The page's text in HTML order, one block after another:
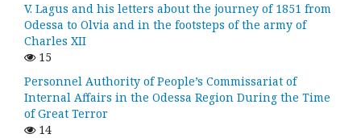
V. Lagus and his letters about the journey of 1851 from
Odessa to Olvia and in the footsteps of the army of
Charles XII
15
Personnel Authority of People’s Commissariat of
Internal Affairs in the Odessa Region During the Time
of Great Terror
14